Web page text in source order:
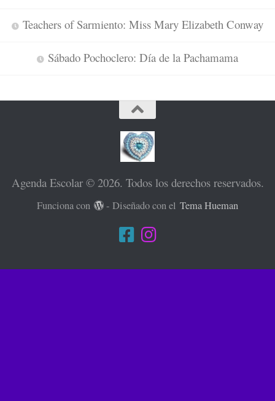
Teachers of Sarmiento: Miss Mary Elizabeth Conway
Sábado Pochoclero: Día de la Pachamama
Agenda Escolar © 2026. Todos los derechos reservados.
Funciona con - Diseñado con elTema Hueman